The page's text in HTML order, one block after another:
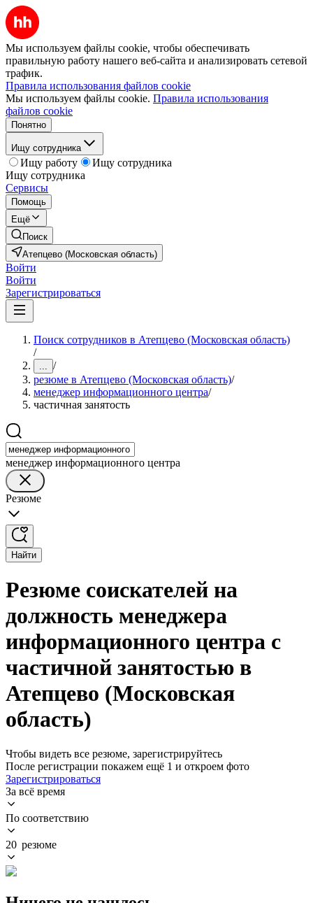
Мы используем файлы cookie, чтобы обеспечивать
правильную работу нашего веб-сайта и анализировать сетевой
трафик.
Правила использования файлов cookie
Мы используем файлы cookie. Правила использования
файлов cookie
Понятно
Ищу сотрудника
Ищу работу
Ищу сотрудника
Ищу сотрудника
Сервисы
Помощь
Ещё
Поиск
Атепцево (Московская область)
Войти
Войти
Зарегистрироваться
Поиск сотрудников в Атепцево (Московская область)
/
... /
резюме в Атепцево (Московская область)/
менеджер информационного центра/
частичная занятость
менеджер информационного центра
Резюме
Найти
Резюме соискателей на
должность менеджера
информационного центра с
частичной занятостью в
Атепцево (Московская
область)
Чтобы видеть все резюме, зарегистрируйтесь
После регистрации покажем ещё 1 и откроем фото
Зарегистрироваться
За всё время
По соответствию
20 резюме